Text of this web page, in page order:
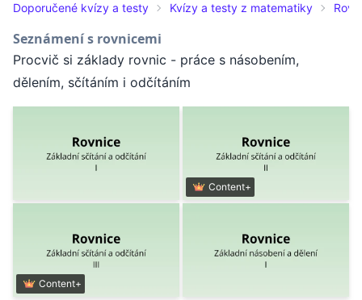
Doporučené kvízy a testy Kvízy a testy z matematiky
Seznámení s rovnicemi
Procvič si základy rovnic - práce s násobením,
dělením, sčítáním i odčítáním
Content+
Content+